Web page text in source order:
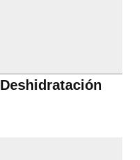
Deshidratación